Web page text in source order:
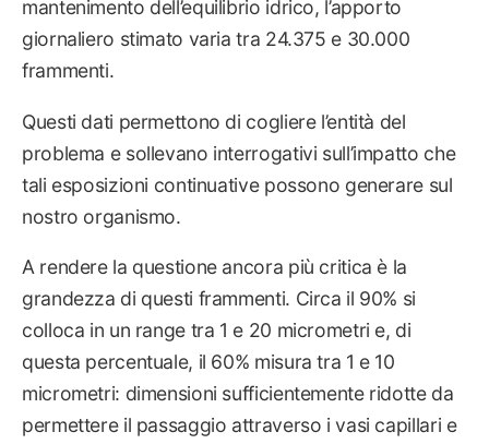
mantenimento dell’equilibrio idrico, l’apporto
giornaliero stimato varia tra 24.375 e 30.000
frammenti.
Questi dati permettono di cogliere l’entità del
problema e sollevano interrogativi sull’impatto che
tali esposizioni continuative possono generare sul
nostro organismo.
A rendere la questione ancora più critica è la
grandezza di questi frammenti. Circa il 90% si
colloca in un range tra 1 e 20 micrometri e, di
questa percentuale, il 60% misura tra 1 e 10
micrometri: dimensioni sufficientemente ridotte da
permettere il passaggio attraverso i vasi capillari e